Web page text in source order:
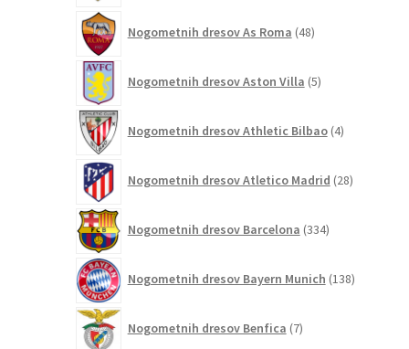
Nogometnih dresov As Roma 48izdelkov
Nogometnih dresov Aston Villa 5izdelkov
Nogometnih dresov Athletic Bilbao 4izdelki
Nogometnih dresov Atletico Madrid 28izdelkov
Nogometnih dresov Barcelona 334izdelkov
Nogometnih dresov Bayern Munich 138izdelkov
Nogometnih dresov Benfica 7izdelkov